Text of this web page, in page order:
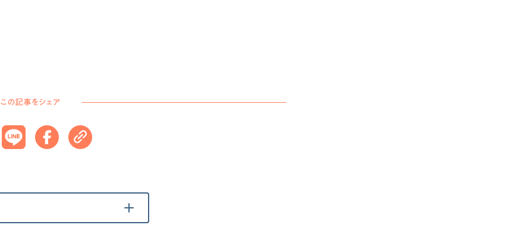
この記事をシェア